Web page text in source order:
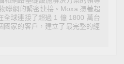
聯網的緊密連接。Moxa 憑著超
全球連接了超過 1 億 1800 萬台
國家的客戶，建立了最完整的經